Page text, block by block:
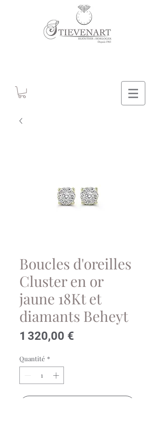
Boucles d'oreilles
Cluster en or
jaune 18Kt et
diamants Beheyt
1 320,00 €
Quantité *